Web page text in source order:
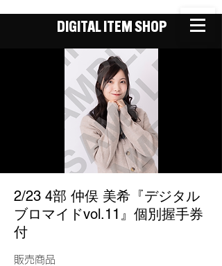
DIGITAL ITEM SHOP
2/23 4部 仲俣 美希『デジタル
ブロマイドvol.11』個別握手券
付
販売商品